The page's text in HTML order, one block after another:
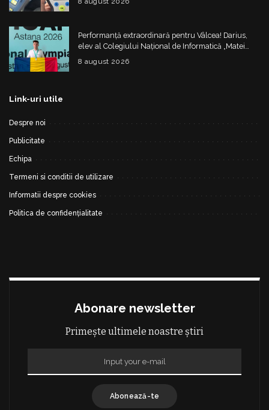
Performanță extraordinară pentru Vâlcea! Darius,
elev al Colegiului Național de Informatică „Matei
Basarab”, a cucerit argintul la Olimpiada
Internațională de Inteligență Artificială
8 august 2026
Link-uri utile
Despre noi
Publicitate
Echipa
Termeni si conditii de utilizare
Informatii despre cookies
Politica de confidențialitate
Abonare newsletter
Primește ultimele noastre știri
Abonează-te